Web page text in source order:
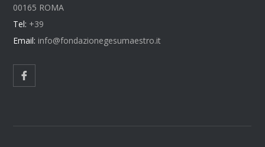
00165 ROMA
Tel: +39
Email: info@fondazionegesumaestro.it